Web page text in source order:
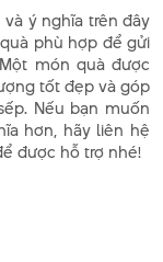
ý nghĩa trên đây
phù hợp để gửi
món quà được
tốt đẹp và góp
Nếu bạn muốn
hơn, hãy liên hệ
được hỗ trợ nhé!